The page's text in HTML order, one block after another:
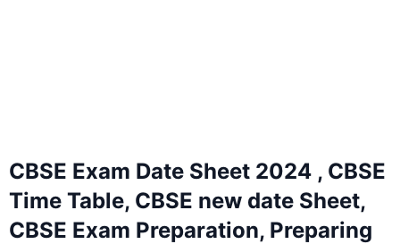
CBSE Exam Date Sheet 2024 , CBSE
Time Table, CBSE new date Sheet,
CBSE Exam Preparation, Preparing